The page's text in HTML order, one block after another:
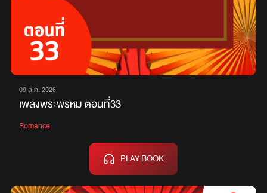
09 ส.ค. 2026
เพลงพระพรหม ตอนที่33
Romance
PLAY BOOK